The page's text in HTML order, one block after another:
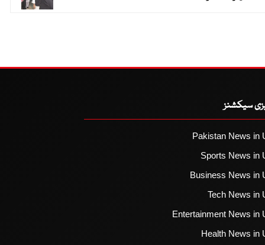
سیکشنز
Pakistan News in
Sports News in
Business News in
Tech News in
Entertainment News in
Health News in